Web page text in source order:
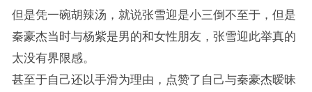
但是凭一碗胡辣汤，就说张雪迎是小三倒不至于，但是
秦豪杰当时与杨紫是男的和女性朋友，张雪迎此举真的
太没有界限感。
甚至于自己还以手滑为理由，点赞了自己与秦豪杰暧昧